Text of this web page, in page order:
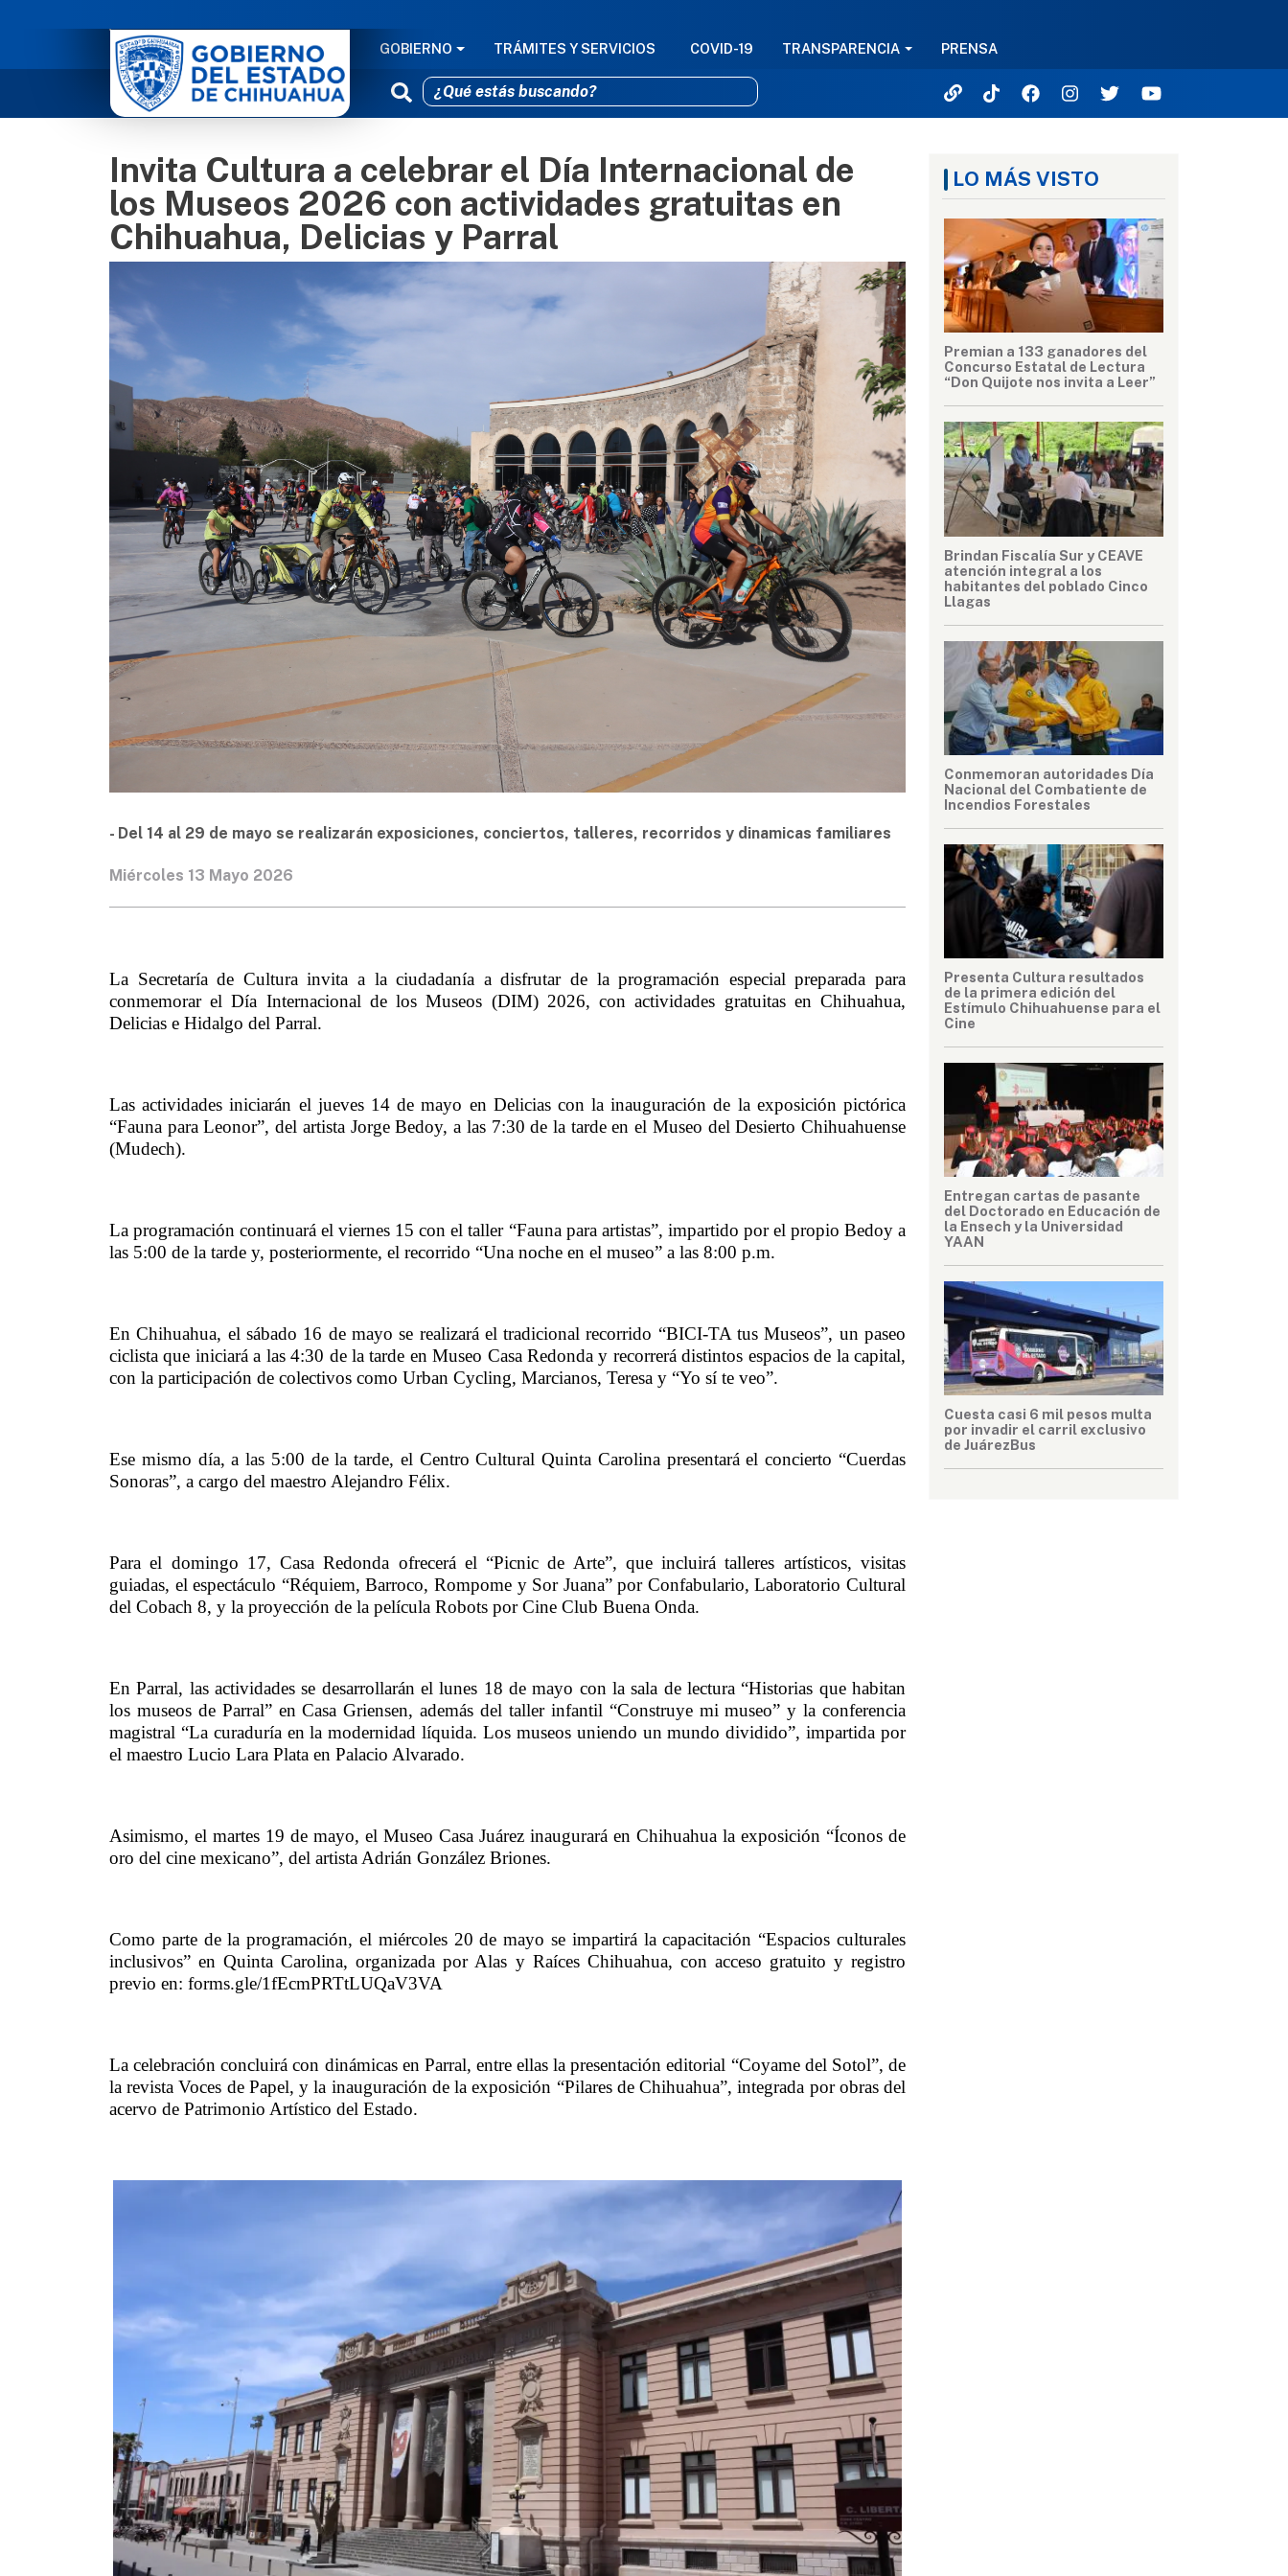
Pasar al contenido principal
NAVEGACIÓN PRINCIPAL
GOBIERNO TRÁMITES Y SERVICIOS COVID-19 TRANSPARENCIA PRENSA
Invita Cultura a celebrar el Día Internacional de
los Museos 2026 con actividades gratuitas en
Chihuahua, Delicias y Parral
- Del 14 al 29 de mayo se realizarán exposiciones, conciertos, talleres, recorridos y dinamicas familiares
Miércoles 13 Mayo 2026
La Secretaría de Cultura invita a la ciudadanía a disfrutar de la programación especial preparada para
conmemorar el Día Internacional de los Museos (DIM) 2026, con actividades gratuitas en Chihuahua,
Delicias e Hidalgo del Parral.
Las actividades iniciarán el jueves 14 de mayo en Delicias con la inauguración de la exposición pictórica
“Fauna para Leonor”, del artista Jorge Bedoy, a las 7:30 de la tarde en el Museo del Desierto Chihuahuense
(Mudech).
La programación continuará el viernes 15 con el taller “Fauna para artistas”, impartido por el propio Bedoy a
las 5:00 de la tarde y, posteriormente, el recorrido “Una noche en el museo” a las 8:00 p.m.
En Chihuahua, el sábado 16 de mayo se realizará el tradicional recorrido “BICI-TA tus Museos”, un paseo
ciclista que iniciará a las 4:30 de la tarde en Museo Casa Redonda y recorrerá distintos espacios de la capital,
con la participación de colectivos como Urban Cycling, Marcianos, Teresa y “Yo sí te veo”.
Ese mismo día, a las 5:00 de la tarde, el Centro Cultural Quinta Carolina presentará el concierto “Cuerdas
Sonoras”, a cargo del maestro Alejandro Félix.
Para el domingo 17, Casa Redonda ofrecerá el “Picnic de Arte”, que incluirá talleres artísticos, visitas
guiadas, el espectáculo “Réquiem, Barroco, Rompome y Sor Juana” por Confabulario, Laboratorio Cultural
del Cobach 8, y la proyección de la película Robots por Cine Club Buena Onda.
En Parral, las actividades se desarrollarán el lunes 18 de mayo con la sala de lectura “Historias que habitan
los museos de Parral” en Casa Griensen, además del taller infantil “Construye mi museo” y la conferencia
magistral “La curaduría en la modernidad líquida. Los museos uniendo un mundo dividido”, impartida por
el maestro Lucio Lara Plata en Palacio Alvarado.
Asimismo, el martes 19 de mayo, el Museo Casa Juárez inaugurará en Chihuahua la exposición “Íconos de
oro del cine mexicano”, del artista Adrián González Briones.
Como parte de la programación, el miércoles 20 de mayo se impartirá la capacitación “Espacios culturales
inclusivos” en Quinta Carolina, organizada por Alas y Raíces Chihuahua, con acceso gratuito y registro
previo en: forms.gle/1fEcmPRTtLUQaV3VA
La celebración concluirá con dinámicas en Parral, entre ellas la presentación editorial “Coyame del Sotol”, de
la revista Voces de Papel, y la inauguración de la exposición “Pilares de Chihuahua”, integrada por obras del
acervo de Patrimonio Artístico del Estado.
LO MÁS VISTO
Premian a 133 ganadores del
Concurso Estatal de Lectura
“Don Quijote nos invita a Leer”
Brindan Fiscalía Sur y CEAVE
atención integral a los
habitantes del poblado Cinco
Llagas
Conmemoran autoridades Día
Nacional del Combatiente de
Incendios Forestales
Presenta Cultura resultados
de la primera edición del
Estímulo Chihuahuense para el
Cine
Entregan cartas de pasante
del Doctorado en Educación de
la Ensech y la Universidad
YAAN
Cuesta casi 6 mil pesos multa
por invadir el carril exclusivo
de JuárezBus